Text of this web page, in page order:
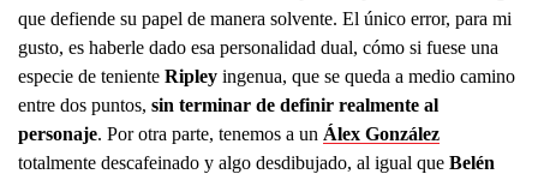
que defiende su papel de manera solvente. El único error, para mi
gusto, es haberle dado esa personalidad dual, cómo si fuese una
especie de teniente Ripley ingenua, que se queda a medio camino
entre dos puntos, sin terminar de definir realmente al
personaje. Por otra parte, tenemos a un Álex González
totalmente descafeinado y algo desdibujado, al igual que Belén